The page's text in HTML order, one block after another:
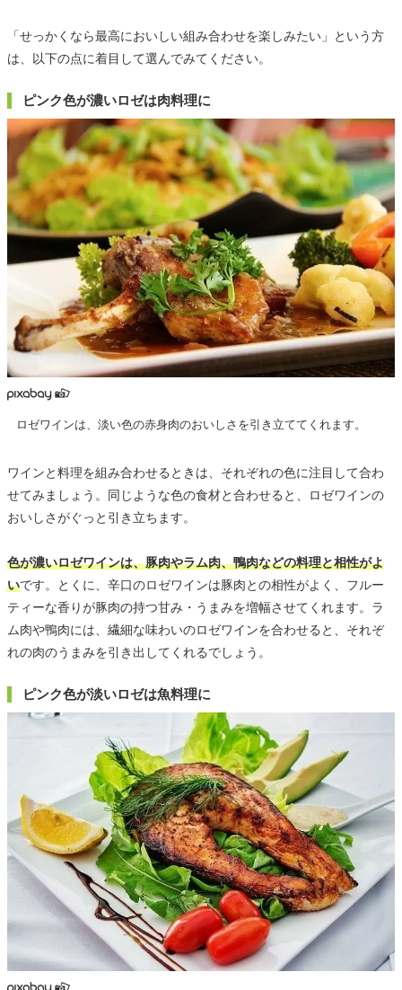
「せっかくなら最高においしい組み合わせを楽しみたい」という方
は、以下の点に着目して選んでみてください。
ピンク色が濃いロゼは肉料理に
ロゼワインは、淡い色の赤身肉のおいしさを引き立ててくれます。
ワインと料理を組み合わせるときは、それぞれの色に注目して合わ
せてみましょう。同じような色の食材と合わせると、ロゼワインの
おいしさがぐっと引き立ちます。
色が濃いロゼワインは、豚肉やラム肉、鴨肉などの料理と相性がよ
いです。とくに、辛口のロゼワインは豚肉との相性がよく、フルー
ティーな香りが豚肉の持つ甘み・うまみを増幅させてくれます。ラ
ム肉や鴨肉には、繊細な味わいのロゼワインを合わせると、それぞ
れの肉のうまみを引き出してくれるでしょう。
ピンク色が淡いロゼは魚料理に